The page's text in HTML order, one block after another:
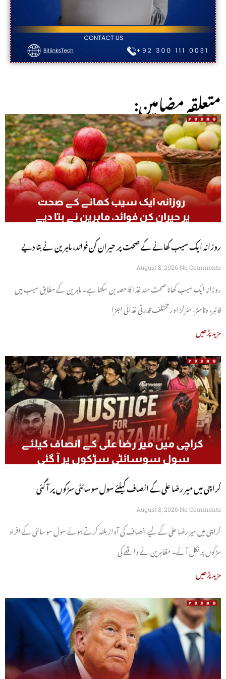
:متعلقہ مضامین
روزانہ ایک سیب کھانے کے صحت پر حیران کن فوائد، ماہرین نے بتا دیے
August 8, 2026 No Comments
روزانہ ایک سیب کھانا صحت مند غذا کا حصہ بن سکتا ہے۔ ماہرین کے مطابق سیب میں
فائبر، وٹامنز، منرلز اور مختلف قدرتی غذائی اجزا
مزید پڑھیں
کراچی میں میر رضا علی کے انصاف کیلئے سول سوسائٹی سڑکوں پر آ گئی
August 8, 2026 No Comments
کراچی میں میر رضا علی کے لیے انصاف کی آواز بلند کرتے ہوئے سول سوسائٹی کے افراد
سڑکوں پر نکل آئے۔ مظاہرین نے واقعے کی
مزید پڑھیں